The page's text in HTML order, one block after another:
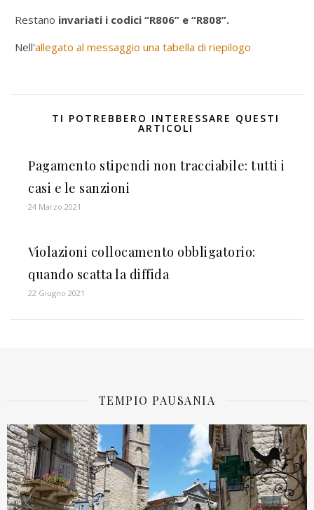
Restano invariati i codici “R806” e “R808”.
Nell'allegato al messaggio una tabella di riepilogo
TI POTREBBERO INTERESSARE QUESTI
ARTICOLI
Pagamento stipendi non tracciabile: tutti i
casi e le sanzioni
24 Marzo 2021
Violazioni collocamento obbligatorio:
quando scatta la diffida
22 Giugno 2021
TEMPIO PAUSANIA